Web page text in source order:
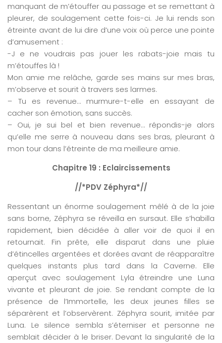
manquant de m’étouffer au passage et se remettant à
pleurer, de soulagement cette fois-ci. Je lui rends son
étreinte avant de lui dire d’une voix où perce une pointe
d’amusement :
-J e ne voudrais pas jouer les rabats-joie mais tu
m’étouffes là !
Mon amie me relâche, garde ses mains sur mes bras,
m’observe et sourit à travers ses larmes.
– Tu es revenue… murmure-t-elle en essayant de
cacher son émotion, sans succès.
– Oui, je sui bel et bien revenue… répondis-je alors
qu’elle me serre à nouveau dans ses bras, pleurant à
mon tour dans l’étreinte de ma meilleure amie.
Chapitre 19 : Eclaircissements
//*PDV Zéphyra*//
Ressentant un énorme soulagement mêlé à de la joie
sans borne, Zéphyra se réveilla en sursaut. Elle s’habilla
rapidement, bien décidée à aller voir de quoi il en
retournait. Fin prête, elle disparut dans une pluie
d’étincelles argentées et dorées avant de réapparaître
quelques instants plus tard dans la Caverne. Elle
aperçut avec soulagement Lyla étreindre une Luna
vivante et pleurant de joie. Se rendant compte de la
présence de l’Immortelle, les deux jeunes filles se
séparèrent et l’observèrent. Zéphyra sourit, imitée par
Luna. Le silence sembla s’éterniser et personne ne
semblait décider à le briser. Devant la singularité de la